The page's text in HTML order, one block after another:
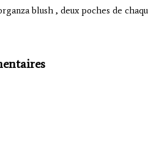
blush , deux poches de